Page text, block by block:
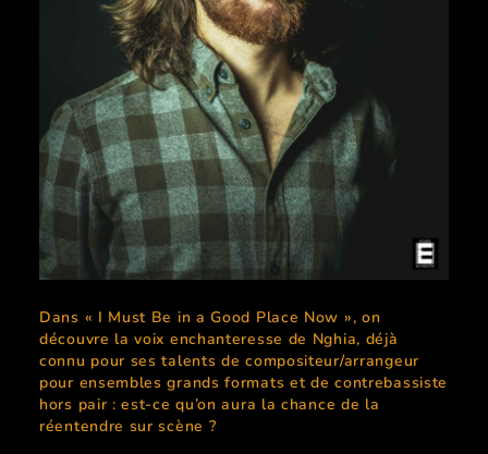
Dans « I Must Be in a Good Place Now », on
découvre la voix enchanteresse de Nghia, déjà
connu pour ses talents de compositeur/arrangeur
pour ensembles grands formats et de contrebassiste
hors pair : est-ce qu’on aura la chance de la
réentendre sur scène ?